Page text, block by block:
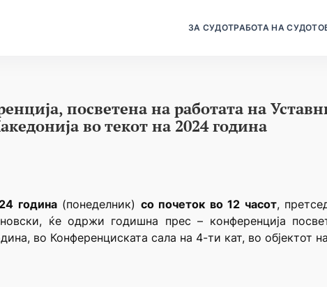
ЗА СУДОТРАБОТА НА СУДОТ
посветена на работата на
во текот на 2024 година
година(понеделник) со почеток во 12 часот,
ќе одржи годишна прес – конференција
во Конференциската сала на 4-ти кат, во објектот